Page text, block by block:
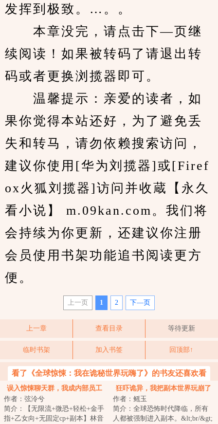
发挥到极致。…。。
本章没完，请点击下—页继
续阅读！如果被转码了请退出转
码或者更换浏揽器即可。
温馨提示：亲爱的读者，如
果你觉得本站还好，为了避免丢
失和转马，请勿依赖搜索访问，
建议你使用[华为刘揽器]或[Firef
ox火狐刘揽器]访问并收蔵【永久
看小说】 m.09kan.com。我们将
会持续为你更新，还建议你注册
会员使用书架功能追书阅读更方
便。
上一页 1 2 下—页
上一章 查看目录 等待更新
临时书架 加入书签 回顶部↑
看了《全球惊悚：我在诡秘世界玩嗨了》的书友还喜欢看
误入惊悚聊天群，我成内部员工
作者：弦泠兮
简介：【无限流+微恐+轻松+金手
指+乙女向+无固定cp+副本】林音
狂吓诡异，我把副本世界玩崩了
作者：鳐玉
简介：全球恐怖时代降临，所有
人都被强制进入副本。&lt;br/&gt;